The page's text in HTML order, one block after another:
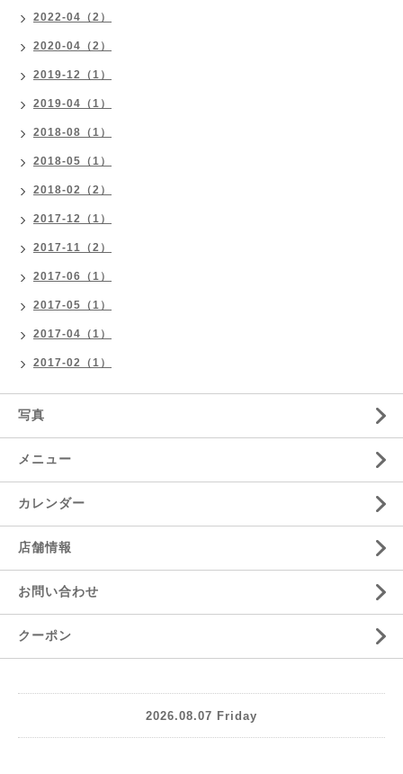
2022-04（2）
2020-04（2）
2019-12（1）
2019-04（1）
2018-08（1）
2018-05（1）
2018-02（2）
2017-12（1）
2017-11（2）
2017-06（1）
2017-05（1）
2017-04（1）
2017-02（1）
写真
メニュー
カレンダー
店舗情報
お問い合わせ
クーポン
2026.08.07 Friday